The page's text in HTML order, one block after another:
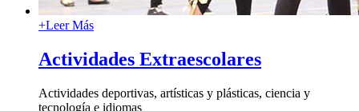
+Leer Más
Actividades Extraescolares
Actividades deportivas, artísticas y plásticas, ciencia y
tecnología e idiomas